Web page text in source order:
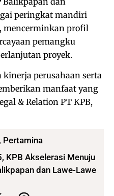
peringkat mandiri
mencerminkan profil
pemangku
proyek.
kinerja perusahaan serta
manfaat yang
& Relation PT KPB,
, Pertamina
KPB Akselerasi Menuju
dan Lawe-Lawe